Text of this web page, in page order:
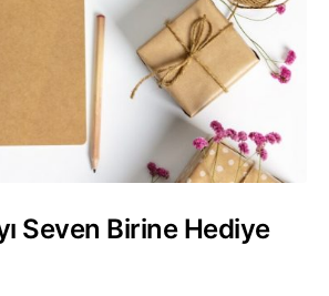
Seven Birine Hediye